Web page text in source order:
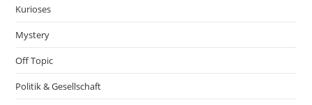
Kurioses
Mystery
Off Topic
Politik & Gesellschaft